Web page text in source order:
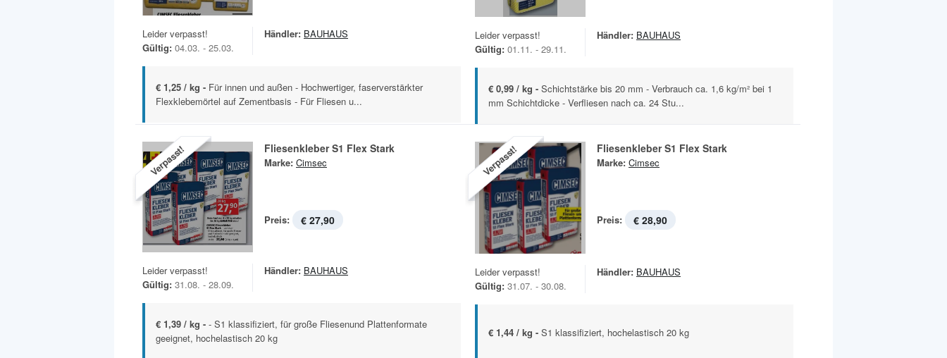
Leider verpasst!
Gültig: 04.03. - 25.03.
Händler: BAUHAUS
€ 1,25 / kg - Für innen und außen - Hochwertiger, faserverstärkter
Flexklebemörtel auf Zementbasis - Für Fliesen u...
Leider verpasst!
Gültig: 01.11. - 29.11.
Händler: BAUHAUS
€ 0,99 / kg - Schichtstärke bis 20 mm - Verbrauch ca. 1,6 kg/m² bei 1
mm Schichtdicke - Verfliesen nach ca. 24 Stu...
Verpasst! Fliesenkleber S1 Flex Stark
Marke: Cimsec
Preis: € 27,90
Leider verpasst!
Gültig: 31.08. - 28.09.
Händler: BAUHAUS
€ 1,39 / kg - - S1 klassifiziert, für große Fliesenund Plattenformate
geeignet, hochelastisch 20 kg
Verpasst! Fliesenkleber S1 Flex Stark
Marke: Cimsec
Preis: € 28,90
Leider verpasst!
Gültig: 31.07. - 30.08.
Händler: BAUHAUS
€ 1,44 / kg - S1 klassifiziert, hochelastisch 20 kg